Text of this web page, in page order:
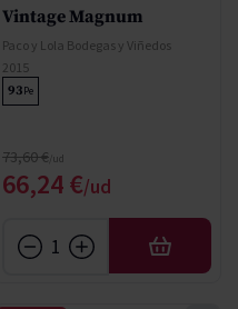
Vintage Magnum
Paco y Lola Bodegas y Viñedos
2015
93Pe
Precio especial
66,24 €
Precio normal
73,60 €
AÑADIR